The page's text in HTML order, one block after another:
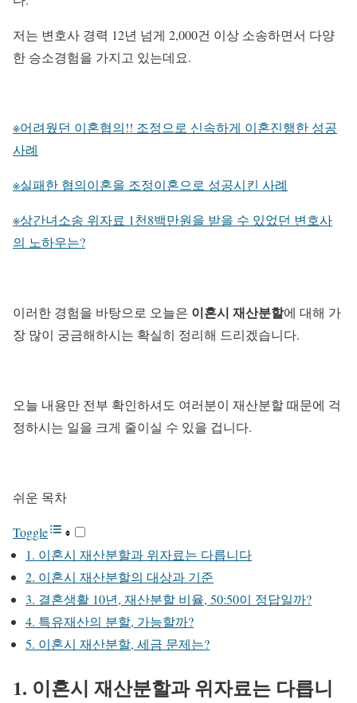
저는 변호사 경력 12년 넘게 2,000건 이상 소송하면서 다양
한 승소경험을 가지고 있는데요.
※어려웠던 이혼협의!! 조정으로 신속하게 이혼진행한 성공
사례
※실패한 협의이혼을 조정이혼으로 성공시킨 사례
※상간녀소송 위자료 1천8백만원을 받을 수 있었던 변호사
의 노하우는?
이러한 경험을 바탕으로 오늘은 이혼시 재산분할에 대해 가
장 많이 궁금해하시는 확실히 정리해 드리겠습니다.
오늘 내용만 전부 확인하셔도 여러분이 재산분할 때문에 걱
정하시는 일을 크게 줄이실 수 있을 겁니다.
쉬운 목차
Toggle
1. 이혼시 재산분할과 위자료는 다릅니다
2. 이혼시 재산분할의 대상과 기준
3. 결혼생활 10년, 재산분할 비율, 50:50이 정답일까?
4. 특유재산의 분할, 가능할까?
5. 이혼시 재산분할, 세금 문제는?
1. 이혼시 재산분할과 위자료는 다릅니